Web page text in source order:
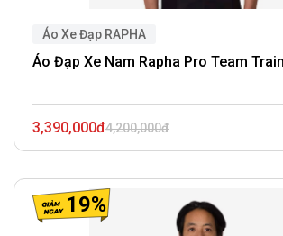
Áo Xe Đạp RAPHA
Áo Đạp Xe Nam Rapha Pro Team
3,390,000đ4,200,000đ
19%